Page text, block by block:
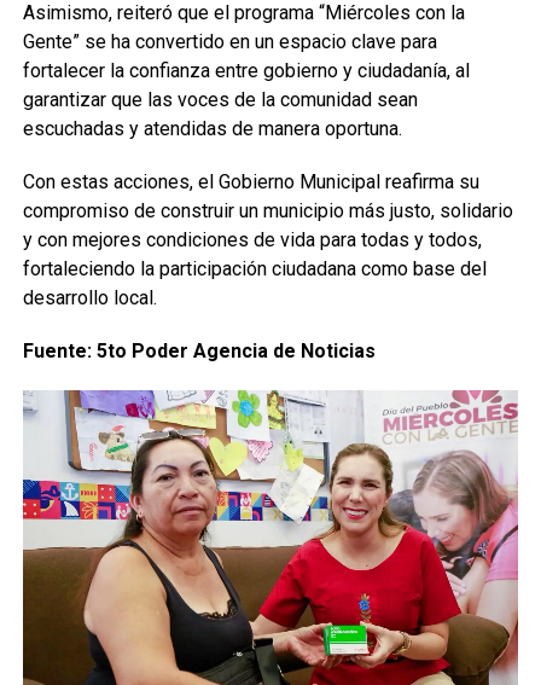
Asimismo, reiteró que el programa “Miércoles con la
Gente” se ha convertido en un espacio clave para
fortalecer la confianza entre gobierno y ciudadanía, al
garantizar que las voces de la comunidad sean
escuchadas y atendidas de manera oportuna.
Con estas acciones, el Gobierno Municipal reafirma su
compromiso de construir un municipio más justo, solidario
y con mejores condiciones de vida para todas y todos,
fortaleciendo la participación ciudadana como base del
desarrollo local.
Fuente: 5to Poder Agencia de Noticias